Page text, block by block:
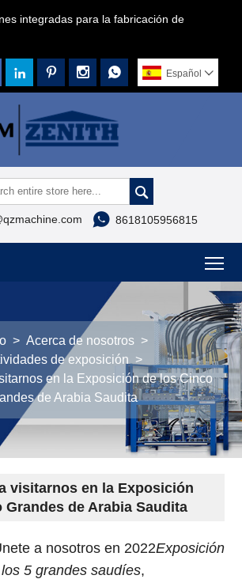
integradas para la fabricación de
    Español 

 8618105956815
> Acerca de nosotros >
de exposición >
en la Exposición de los Cinco
de Arabia Saudita
visitarnos en la Exposición
Grandes de Arabia Saudita
a nosotros en 2022Exposición
5 grandes saudíes,